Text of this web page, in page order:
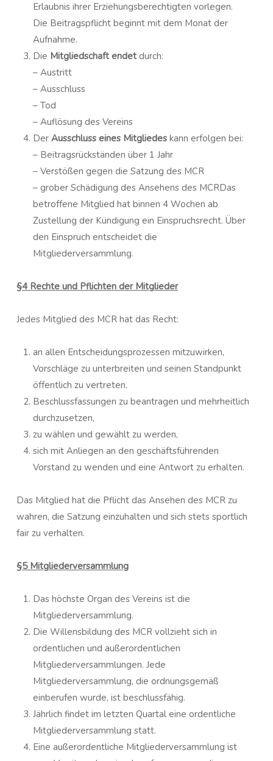
Erlaubnis ihrer Erziehungsberechtigten vorlegen.
Die Beitragspflicht beginnt mit dem Monat der
Aufnahme.
Die Mitgliedschaft endetdurch:
– Austritt
– Ausschluss
– Tod
– Auflösung des Vereins
Der Ausschluss eines Mitgliedes kann erfolgen bei:
– Beitragsrückständen über 1 Jahr
– Verstößen gegen die Satzung des MCR
– grober Schädigung des Ansehens des MCRDas
betroffene Mitglied hat binnen 4 Wochen ab
Zustellung der Kündigung ein Einspruchsrecht. Über
den Einspruch entscheidet die
Mitgliederversammlung.
§4 Rechte und Pflichten der Mitglieder
Jedes Mitglied des MCR hat das Recht:
an allen Entscheidungsprozessen mitzuwirken,
Vorschläge zu unterbreiten und seinen Standpunkt
öffentlich zu vertreten.
Beschlussfassungen zu beantragen und mehrheitlich
durchzusetzen,
zu wählen und gewählt zu werden,
sich mit Anliegen an den geschäftsführenden
Vorstand zu wenden und eine Antwort zu erhalten.
Das Mitglied hat die Pflicht das Ansehen des MCR zu
wahren, die Satzung einzuhalten und sich stets sportlich
fair zu verhalten.
§5 Mitgliederversammlung
Das höchste Organ des Vereins ist die
Mitgliederversammlung.
Die Willensbildung des MCR vollzieht sich in
ordentlichen und außerordentlichen
Mitgliederversammlungen. Jede
Mitgliederversammlung, die ordnungsgemäß
einberufen wurde, ist beschlussfähig.
Jährlich findet im letzten Quartal eine ordentliche
Mitgliederversammlung statt.
Eine außerordentliche Mitgliederversammlung ist